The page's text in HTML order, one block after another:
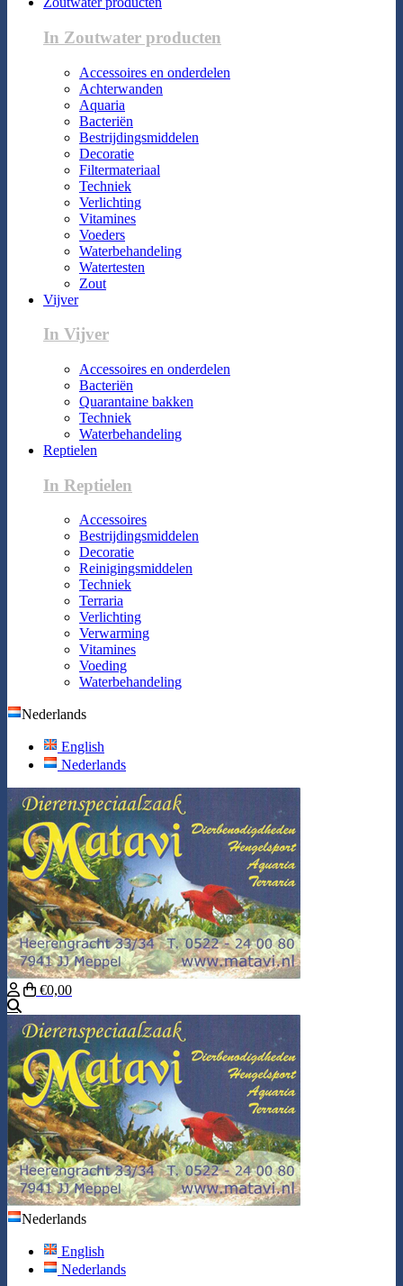
In Zoutwater producten
Accessoires en onderdelen
Achterwanden
Aquaria
Bacteriën
Bestrijdingsmiddelen
Decoratie
Filtermateriaal
Techniek
Verlichting
Vitamines
Voeders
Waterbehandeling
Watertesten
Zout
Vijver
In Vijver
Accessoires en onderdelen
Bacteriën
Quarantaine bakken
Techniek
Waterbehandeling
Reptielen
In Reptielen
Accessoires
Bestrijdingsmiddelen
Decoratie
Reinigingsmiddelen
Techniek
Terraria
Verlichting
Verwarming
Vitamines
Voeding
Waterbehandeling
Nederlands
English
Nederlands
€0,00
Nederlands
English
Nederlands